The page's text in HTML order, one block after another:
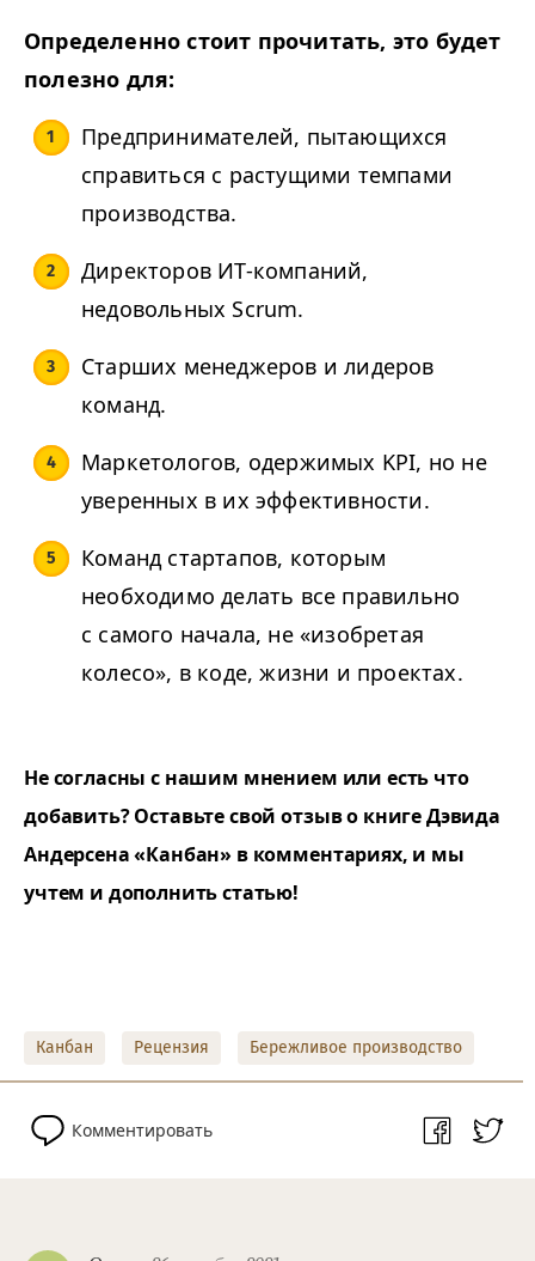
Определенно стоит прочитать, это будет
полезно для:
Предпринимателей, пытающихся
справиться с растущими темпами
производства.
Директоров ИТ-компаний,
недовольных Scrum.
Старших менеджеров и лидеров
команд.
Маркетологов, одержимых KPI, но не
уверенных в их эффективности.
Команд стартапов, которым
необходимо делать все правильно
с самого начала, не «изобретая
колесо», в коде, жизни и проектах.
Не согласны с нашим мнением или есть что
добавить? Оставьте свой отзыв о книге Дэвида
Андерсена «Канбан» в комментариях, и мы
учтем и дополнить статью!
Канбан Рецензия Бережливое производство
Комментировать